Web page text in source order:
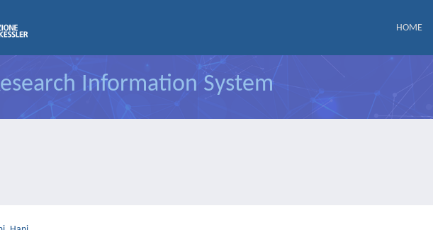
HOME
Information System